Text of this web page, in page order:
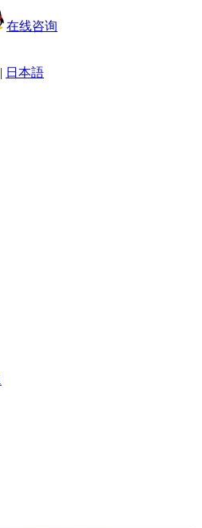
在线咨询
| 日本語